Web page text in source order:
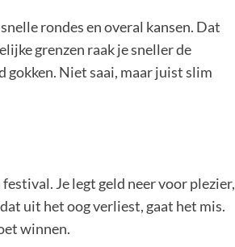
rondes en overal kansen. Dat
grenzen raak je sneller de
Niet saai, maar juist slim
Je legt geld neer voor plezier,
uit het oog verliest, gaat het mis.
winnen.